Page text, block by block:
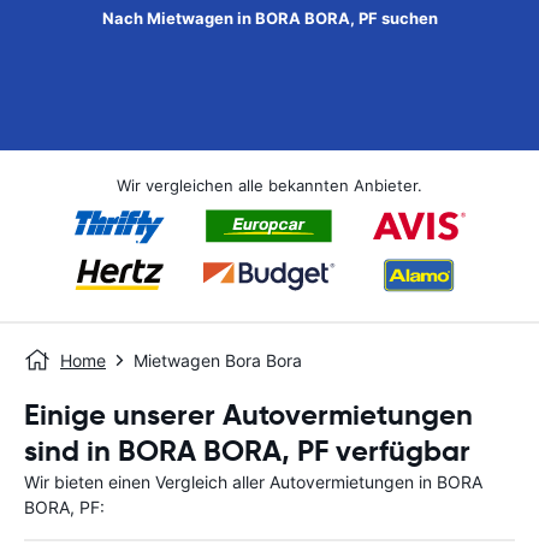
Nach Mietwagen in BORA BORA, PF suchen
Wir vergleichen alle bekannten Anbieter.
Home Mietwagen Bora Bora
Einige unserer Autovermietungen
sind in BORA BORA, PF verfügbar
Wir bieten einen Vergleich aller Autovermietungen in BORA
BORA, PF: